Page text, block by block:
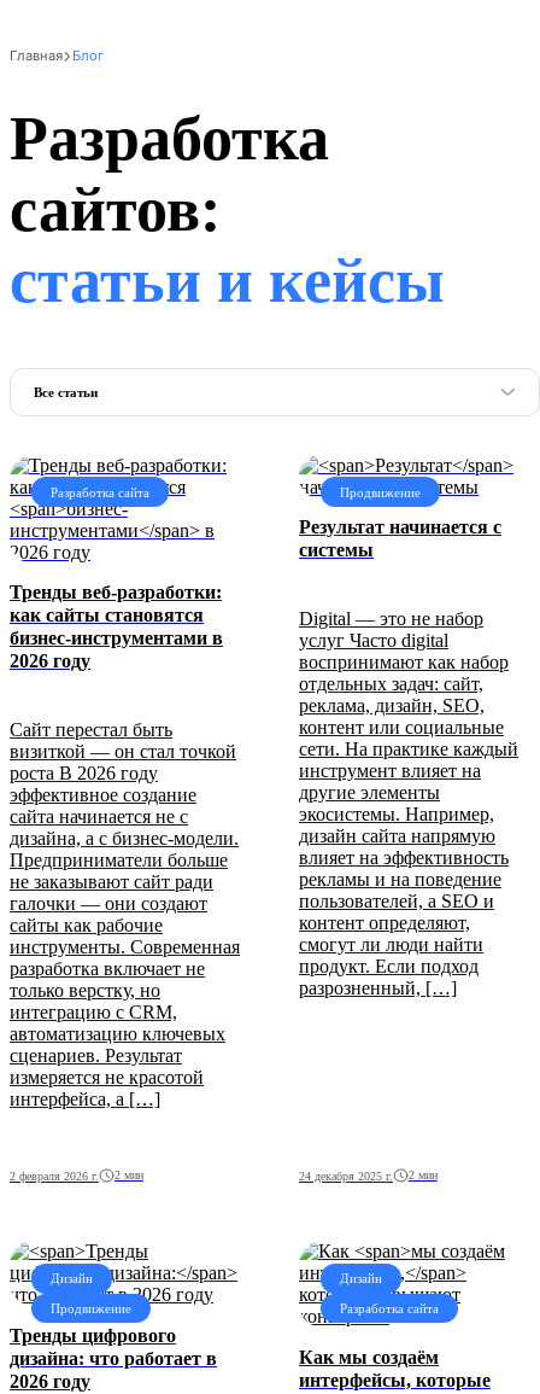
Главная Блог
Разработка
сайтов:
статьи и кейсы
Все статьи
Разработка сайта
Тренды веб-разработки:
как сайты становятся
бизнес-инструментами в
2026 году
Сайт перестал быть
визиткой — он стал точкой
роста В 2026 году
эффективное создание
сайта начинается не с
дизайна, а с бизнес-модели.
Предприниматели больше
не заказывают сайт ради
галочки — они создают
сайты как рабочие
инструменты. Современная
разработка включает не
только верстку, но
интеграцию с CRM,
автоматизацию ключевых
сценариев. Результат
измеряется не красотой
интерфейса, а […]
2 февраля 2026 г. 2 мин
Продвижение
Результат начинается с
системы
Digital — это не набор
услуг Часто digital
воспринимают как набор
отдельных задач: сайт,
реклама, дизайн, SEO,
контент или социальные
сети. На практике каждый
инструмент влияет на
другие элементы
экосистемы. Например,
дизайн сайта напрямую
влияет на эффективность
рекламы и на поведение
пользователей, а SEO и
контент определяют,
смогут ли люди найти
продукт. Если подход
разрозненный, […]
24 декабря 2025 г. 2 мин
Дизайн
Продвижение
Тренды цифрового
дизайна: что работает в
2026 году
Дизайн
Разработка сайта
Как мы создаём
интерфейсы, которые